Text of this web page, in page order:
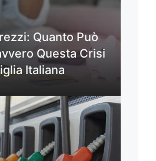
Quanto Può
Questa Crisi
Italiana